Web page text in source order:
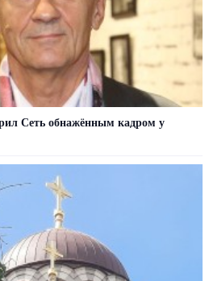
Сеть обнажённым кадром у